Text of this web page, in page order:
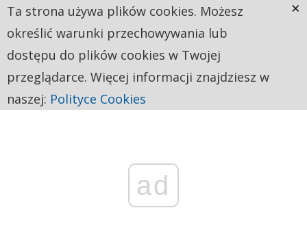
ad
Ta strona używa plików cookies. Możesz
określić warunki przechowywania lub
dostępu do plików cookies w Twojej
przeglądarce. Więcej informacji znajdziesz w
naszej: Polityce Cookies
×